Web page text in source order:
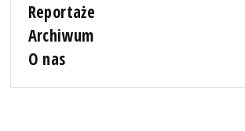
Reportaże
Archiwum
O nas